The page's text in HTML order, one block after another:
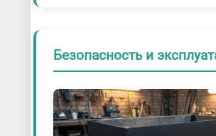
Безопасность и